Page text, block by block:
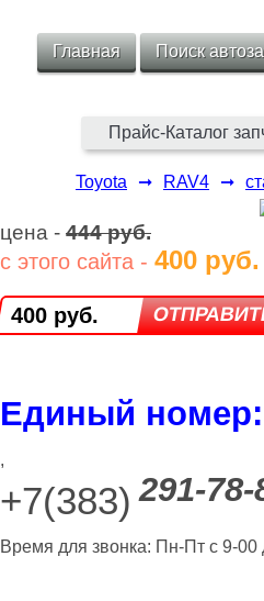
Главная Поиск
Прайс-Каталог
Toyota ➞ RAV4 ➞
цена - 444 руб.
с этого сайта - 400 руб.
400 руб.
Единый номер:
,
+7(383) 291-78-
Время для звонка: Пн-Пт с 9-